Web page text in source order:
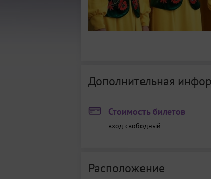
Дополнительная
Стоимость билетов
вход свободный
Расположение